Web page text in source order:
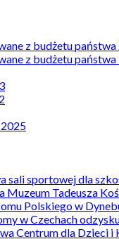
z budżetu
z budżetu państwa
sali sportowej dla
Muzeum Tadeusza
Polskiego w
w Czechach
Centrum dla Dzieci i